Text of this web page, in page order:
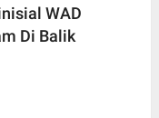
WAD
Di Balik